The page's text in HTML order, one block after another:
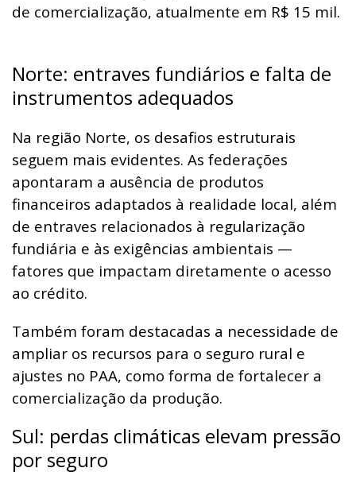
de comercialização, atualmente em R$ 15 mil.
Norte: entraves fundiários e falta de
instrumentos adequados
Na região Norte, os desafios estruturais
seguem mais evidentes. As federações
apontaram a ausência de produtos
financeiros adaptados à realidade local, além
de entraves relacionados à regularização
fundiária e às exigências ambientais —
fatores que impactam diretamente o acesso
ao crédito.
Também foram destacadas a necessidade de
ampliar os recursos para o seguro rural e
ajustes no PAA, como forma de fortalecer a
comercialização da produção.
Sul: perdas climáticas elevam pressão
por seguro